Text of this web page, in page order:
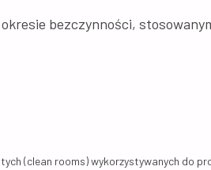
bezczynności,
(clean rooms) wykorzystywanych do